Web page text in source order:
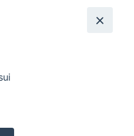
Singola